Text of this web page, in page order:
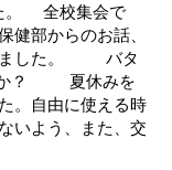
。 全校集会で
健部からのお話、
りました。 バタ
か？ 夏休みを
。自由に使える時
いよう、また、交